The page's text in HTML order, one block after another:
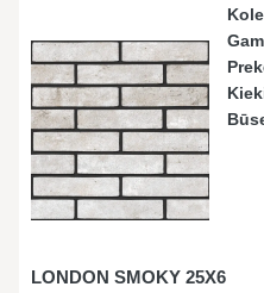
LONDON SMOKY 25X6